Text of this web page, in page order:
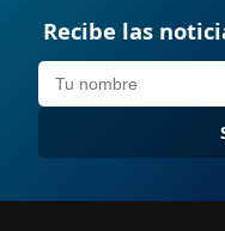
Recibe las